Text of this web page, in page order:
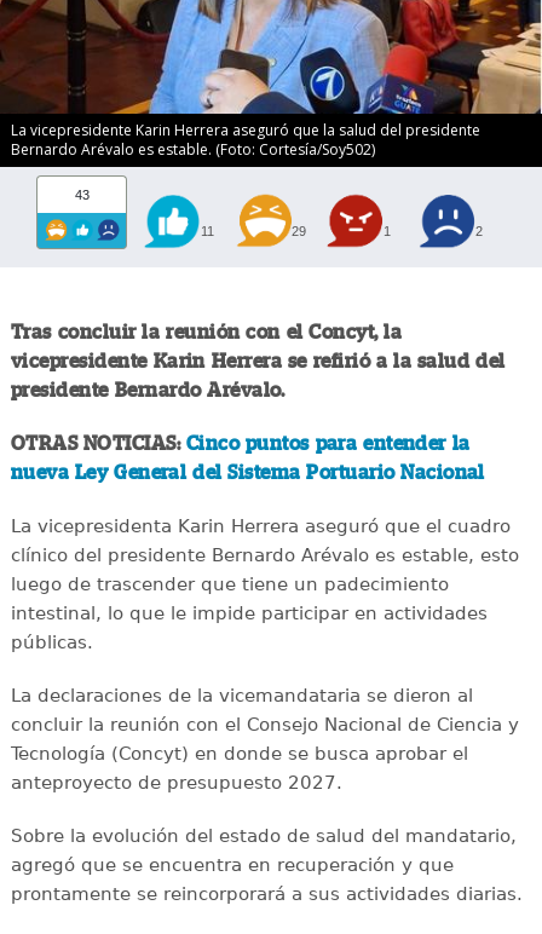
La vicepresidente Karin Herrera aseguró que la salud del presidente
Bernardo Arévalo es estable. (Foto: Cortesía/Soy502)
43
11 29 1 2
Tras concluir la reunión con el Concyt, la
vicepresidente Karin Herrera se refirió a la salud del
presidente Bernardo Arévalo.
OTRAS NOTICIAS: Cinco puntos para entender la
nueva Ley General del Sistema Portuario Nacional
La vicepresidenta Karin Herrera aseguró que el cuadro
clínico del presidente Bernardo Arévalo es estable, esto
luego de trascender que tiene un padecimiento
intestinal, lo que le impide participar en actividades
públicas.
La declaraciones de la vicemandataria se dieron al
concluir la reunión con el Consejo Nacional de Ciencia y
Tecnología (Concyt) en donde se busca aprobar el
anteproyecto de presupuesto 2027.
Sobre la evolución del estado de salud del mandatario,
agregó que se encuentra en recuperación y que
prontamente se reincorporará a sus actividades diarias.